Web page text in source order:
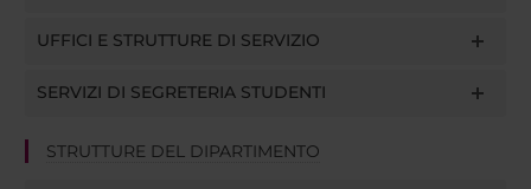
UFFICI E STRUTTURE DI SERVIZIO
SERVIZI DI SEGRETERIA STUDENTI
STRUTTURE DEL DIPARTIMENTO